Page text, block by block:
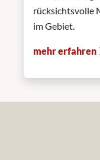
rücksichtsvolle
im Gebiet.
mehr erfahren